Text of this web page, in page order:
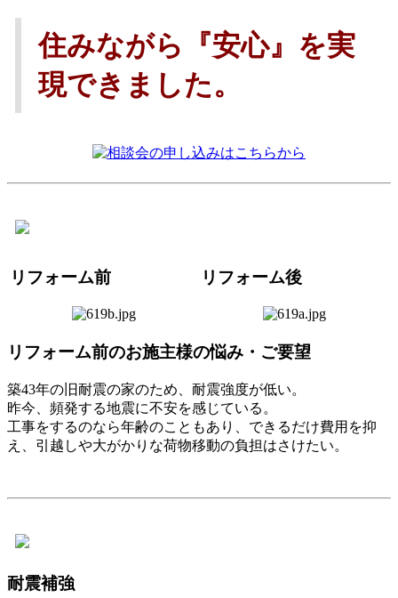
住みながら『安心』を実
現できました。
リフォーム前 リフォーム後
リフォーム前のお施主様の悩み・ご要望
築43年の旧耐震の家のため、耐震強度が低い。
昨今、頻発する地震に不安を感じている。
工事をするのなら年齢のこともあり、できるだけ費用を抑
え、引越しや大がかりな荷物移動の負担はさけたい。
耐震補強